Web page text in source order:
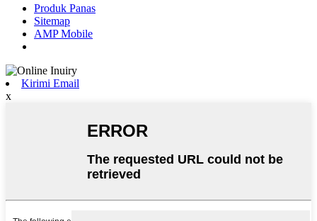
Produk Panas
Sitemap
AMP Mobile
Kirimi Email
x